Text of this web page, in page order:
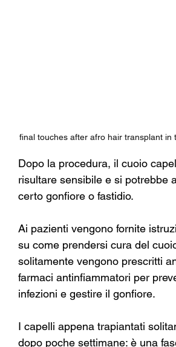
final touches after afro hair transplant in
Dopo la procedura, il cuoio
risultare sensibile e si potrebbe
certo gonfiore o fastidio.
Ai pazienti vengono fornite
su come prendersi cura del
solitamente vengono prescritti
farmaci antinfiammatori per
infezioni e gestire il gonfiore.
I capelli appena trapiantati
dopo poche settimane: è una